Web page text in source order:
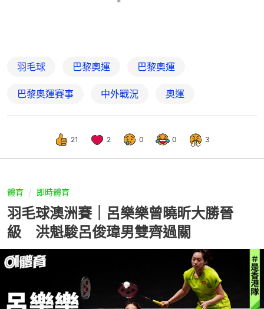
羽毛球 巴黎奧運 巴黎奧運
巴黎奧運賽事 中外戰況 奧運
21 2 0 0 3
體育 即時體育
羽毛球澳洲賽｜呂樂樂曾曉昕大勝晉
級 洪魁駿呂俊瑋男雙齊過關